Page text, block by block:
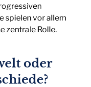
spielen vor allem
zentrale Rolle.
oder